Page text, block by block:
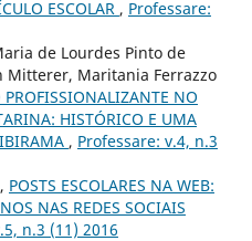
ESCOLAR , Professare:
de Lourdes Pinto de
Mitterer, Maritania Ferrazzo
PROFISSIONALIZANTE NO
HISTÓRICO E UMA
, Professare: v.4, n.3
POSTS ESCOLARES NA WEB:
NAS REDES SOCIAIS
n.3 (11) 2016